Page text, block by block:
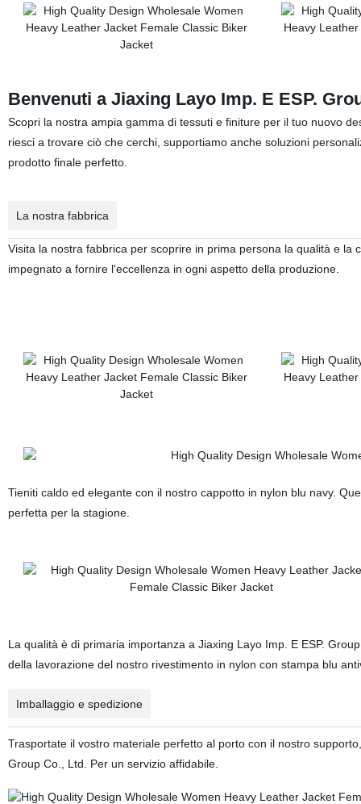
Benvenuti a Jiaxing Layo Imp. E ESP.
Scopri la nostra ampia gamma di tessuti e finiture per il tuo nuovo
riesci a trovare ciò che cerchi, supportiamo anche soluzioni
prodotto finale perfetto.
La nostra fabbrica
Visita la nostra fabbrica per scoprire in prima persona la qualità e
impegnato a fornire l'eccellenza in ogni aspetto della produzione.
Tieniti caldo ed elegante con il nostro cappotto in nylon blu navy.
perfetta per la stagione.
La qualità è di primaria importanza a Jiaxing Layo Imp. E ESP.
della lavorazione del nostro rivestimento in nylon con stampa blu
Imballaggio e spedizione
Trasportate il vostro materiale perfetto al porto con il nostro
Group Co., Ltd. Per un servizio affidabile.